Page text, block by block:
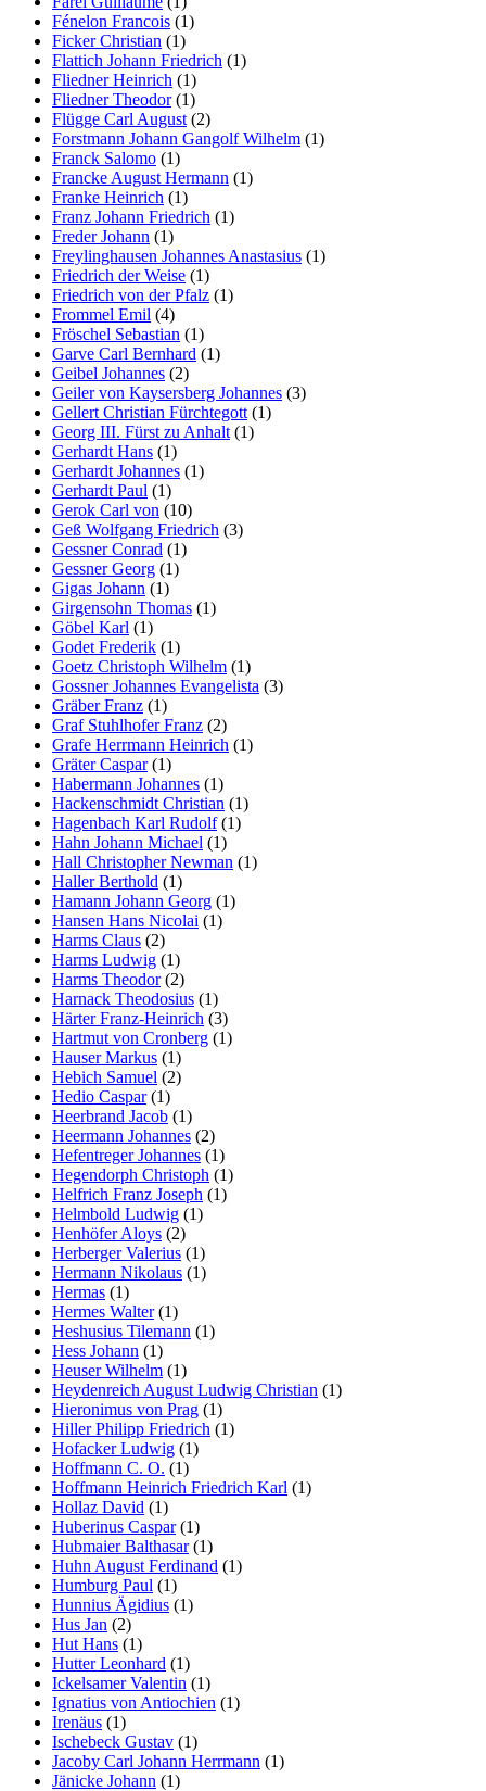
Fénelon Francois (1)
Ficker Christian (1)
Flattich Johann Friedrich (1)
Fliedner Heinrich (1)
Fliedner Theodor(1)
Flügge Carl August (2)
Forstmann Johann Gangolf Wilhelm (1)
Franck Salomo (1)
Francke August Hermann (1)
Franke Heinrich (1)
Franz Johann Friedrich (1)
Freder Johann (1)
Freylinghausen Johannes Anastasius (1)
Friedrich der Weise (1)
Friedrich von der Pfalz (1)
Frommel Emil (4)
Fröschel Sebastian (1)
Garve Carl Bernhard (1)
Geibel Johannes (2)
Geiler von Kaysersberg Johannes (3)
Gellert Christian Fürchtegott (1)
Georg III. Fürst zu Anhalt (1)
Gerhardt Hans (1)
Gerhardt Johannes (1)
Gerhardt Paul (1)
Gerok Carl von (10)
Geß Wolfgang Friedrich (3)
Gessner Conrad (1)
Gessner Georg (1)
Gigas Johann (1)
Girgensohn Thomas (1)
Göbel Karl (1)
Godet Frederik (1)
Goetz Christoph Wilhelm (1)
Gossner Johannes Evangelista (3)
Gräber Franz (1)
Graf Stuhlhofer Franz (2)
Grafe Herrmann Heinrich (1)
Gräter Caspar(1)
Habermann Johannes (1)
Hackenschmidt Christian (1)
Hagenbach Karl Rudolf(1)
Hahn Johann Michael (1)
Hall Christopher Newman (1)
Haller Berthold (1)
Hamann Johann Georg (1)
Hansen Hans Nicolai (1)
Harms Claus (2)
Harms Ludwig (1)
Harms Theodor(2)
Harnack Theodosius (1)
Härter Franz-Heinrich (3)
Hartmut von Cronberg (1)
Hauser Markus (1)
Hebich Samuel (2)
Hedio Caspar(1)
Heerbrand Jacob (1)
Heermann Johannes (2)
Hefentreger Johannes (1)
Hegendorph Christoph (1)
Helfrich Franz Joseph (1)
Helmbold Ludwig (1)
Henhöfer Aloys (2)
Herberger Valerius (1)
Hermann Nikolaus (1)
Hermas (1)
Hermes Walter(1)
Heshusius Tilemann (1)
Hess Johann (1)
Heuser Wilhelm (1)
Heydenreich August Ludwig Christian (1)
Hieronimus von Prag (1)
Hiller Philipp Friedrich (1)
Hofacker Ludwig (1)
Hoffmann C. O. (1)
Hoffmann Heinrich Friedrich Karl (1)
Hollaz David (1)
Huberinus Caspar(1)
Hubmaier Balthasar(1)
Huhn August Ferdinand (1)
Humburg Paul (1)
Hunnius Ägidius (1)
Hus Jan (2)
Hut Hans (1)
Hutter Leonhard (1)
Ickelsamer Valentin (1)
Ignatius von Antiochien (1)
Irenäus (1)
Ischebeck Gustav (1)
Jacoby Carl Johann Herrmann (1)
Jänicke Johann (1)